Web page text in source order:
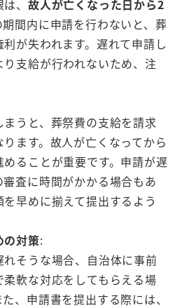
、 故人が亡くなった日から2
期間内に申請を行わないと、葬
が失われます。遅れて申請し
支給が行われないため、注
うと、葬祭費の支給を請求
ます。故人が亡くなってから
ることが重要です。申請が遅
査に時間がかかる場合もあ
早めに揃えて提出するよう
の対策:
そうな場合、自治体に事前
軟な対応をしてもらえる場
、申請書を提出する際には、